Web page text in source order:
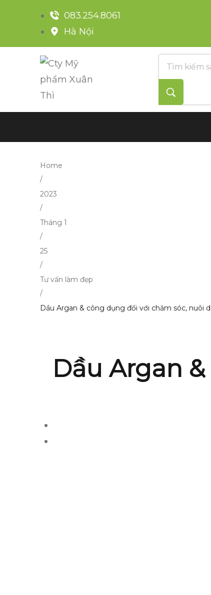
083.254.8061
Hà Nội
Home
/
2023
/
Tháng 1
/
25
/
Tư vấn làm đẹp
/
Dầu Argan & công dụng đối với chăm sóc, nuôi
Dầu Argan